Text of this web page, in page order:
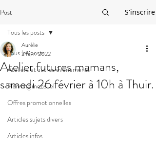
Post S'inscrire
Tous les posts
Ateliers et autres événements
Planning mensuel
Offres promotionnelles
Articles sujets divers
Articles infos
Tous les posts
Atelier futures mamans,
samedi 26 février à 10h à Thuir.
Aurélie
2 févr. 2022